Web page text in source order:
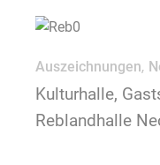
Auszeichnungen
Kulturhalle,
Reblandhalle